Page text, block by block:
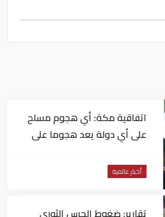
اتفاقية مكة: أي هجوم مسلح
على أي دولة يعد هجوما على
أخبار عالمية
تقارير: ضغوط الحرس الثوري